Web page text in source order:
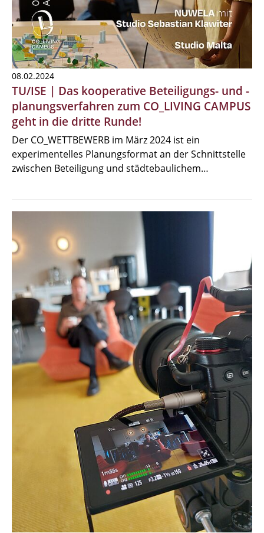
08.02.2024
TU/ISE | Das kooperative Beteiligungs- und -
planungsverfahren zum CO_LIVING CAMPUS
geht in die dritte Runde!
Der CO_WETTBEWERB im März 2024 ist ein
experimentelles Planungsformat an der Schnittstelle
zwischen Beteiligung und städtebaulichem…